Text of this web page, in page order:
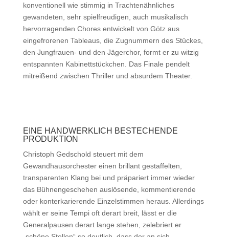
konventionell wie stimmig in Trachtenähnliches
gewandeten, sehr spielfreudigen, auch musikalisch
hervorragenden Chores entwickelt von Götz aus
eingefrorenen Tableaus, die Zugnummern des Stückes,
den Jungfrauen- und den Jägerchor, formt er zu witzig
entspannten Kabinettstückchen. Das Finale pendelt
mitreißend zwischen Thriller und absurdem Theater.
EINE HANDWERKLICH BESTECHENDE
PRODUKTION
Christoph Gedschold steuert mit dem
Gewandhausorchester einen brillant gestaffelten,
transparenten Klang bei und präpariert immer wieder
das Bühnengeschehen auslösende, kommentierende
oder konterkarierende Einzelstimmen heraus. Allerdings
wählt er seine Tempi oft derart breit, lässt er die
Generalpausen derart lange stehen, zelebriert er